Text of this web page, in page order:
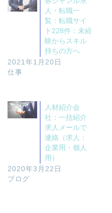
人・転職一
覧：転職サイ
ト228件：未経
験からスキル
持ちの方へ
2021年1月20日
仕事
人材紹介会
社：一括紹介
求人メールで
連絡（求人：
企業用・個人
用）
2020年3月22日
ブログ